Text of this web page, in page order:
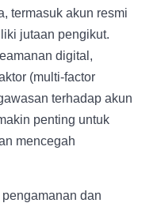
termasuk akun resmi
jutaan pengikut.
digital,
(multi-factor
terhadap akun
penting untuk
mencegah
dan